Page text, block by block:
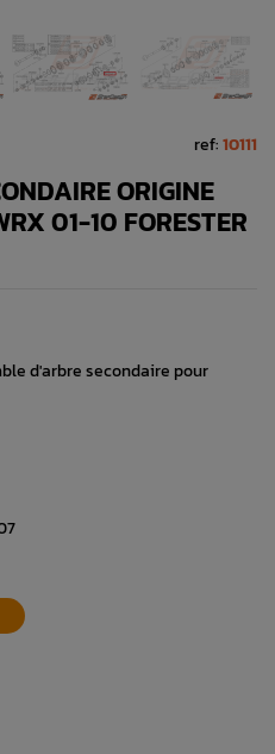
ref:10111
ORIGINE
01-10 FORESTER
d'arbre secondaire pour